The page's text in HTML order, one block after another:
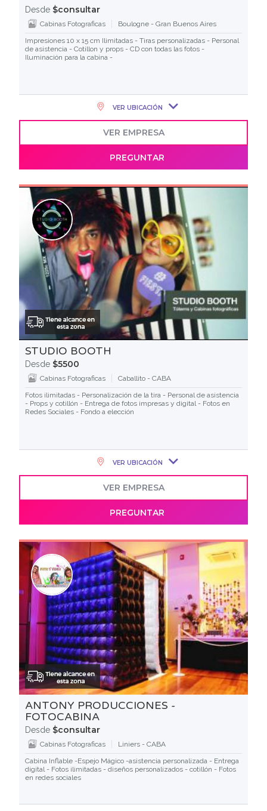
Desde $consultar
Cabinas Fotograficas
Boulogne - Gran Buenos Aires
Impresiones 10 x 15 cm Ilimitadas - Tiras personalizadas - Personal
de asistencia - Cotillon y props - CD con todas las fotos -
Iluminación para la cabina -
VER UBICACIÓN
VER EMPRESA
PREGUNTAR
STUDIO BOOTH
Desde $5500
Cabinas Fotograficas
Caballito - CABA
Fotos ilimitadas - Personalización de la tira - Personal de asistencia
- Props y cotillón - Entrega de fotos impresas y digital - Fotos en
Redes Sociales - Fondo a elección
VER UBICACIÓN
VER EMPRESA
PREGUNTAR
ANTONY PRODUCCIONES -
FOTOCABINA
Desde $consultar
Cabinas Fotograficas
Liniers - CABA
Cabina Inflable -Espejo Mágico -asistencia personalizada - Entrega
digital - Fotos ilimitadas - diseños personalizados - cotillón - Fotos
en redes sociales